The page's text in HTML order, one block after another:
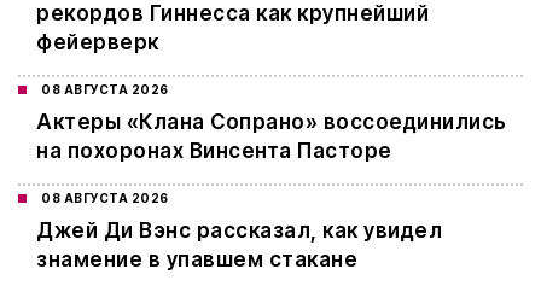
рекордов Гиннесса как крупнейший
фейерверк
08 АВГУСТА 2026
Актеры «Клана Сопрано» воссоединились
на похоронах Винсента Пасторе
08 АВГУСТА 2026
Джей Ди Вэнс рассказал, как увидел
знамение в упавшем стакане